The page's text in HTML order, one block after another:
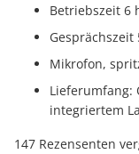
Betriebszeit 6
Gesprächszeit
Mikrofon,
Lieferumfang:
integriertem
147 Rezensenten